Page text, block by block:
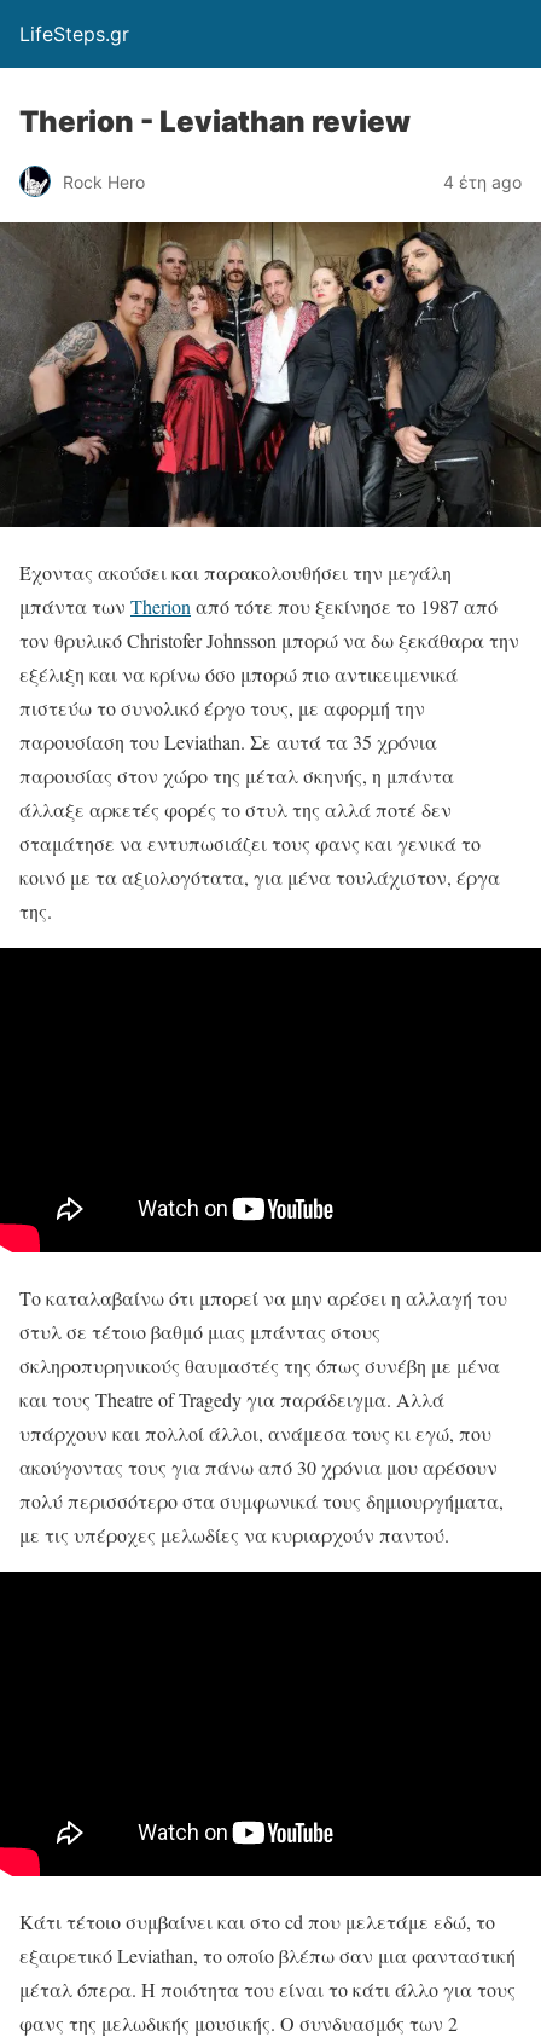
LifeSteps.gr
Therion - Leviathan review
Rock Hero 4 έτη ago
Έχοντας ακούσει και παρακολουθήσει την μεγάλη
μπάντα των Therion από τότε που ξεκίνησε το 1987 από
τον θρυλικό Christofer Johnsson μπορώ να δω ξεκάθαρα την
εξέλιξη και να κρίνω όσο μπορώ πιο αντικειμενικά
πιστεύω το συνολικό έργο τους, με αφορμή την
παρουσίαση του Leviathan. Σε αυτά τα 35 χρόνια
παρουσίας στον χώρο της μέταλ σκηνής, η μπάντα
άλλαξε αρκετές φορές το στυλ της αλλά ποτέ δεν
σταμάτησε να εντυπωσιάζει τους φανς και γενικά το
κοινό με τα αξιολογότατα, για μένα τουλάχιστον, έργα
της.
Το καταλαβαίνω ότι μπορεί να μην αρέσει η αλλαγή του
στυλ σε τέτοιο βαθμό μιας μπάντας στους
σκληροπυρηνικούς θαυμαστές της όπως συνέβη με μένα
και τους Theatre of Tragedy για παράδειγμα. Αλλά
υπάρχουν και πολλοί άλλοι, ανάμεσα τους κι εγώ, που
ακούγοντας τους για πάνω από 30 χρόνια μου αρέσουν
πολύ περισσότερο στα συμφωνικά τους δημιουργήματα,
με τις υπέροχες μελωδίες να κυριαρχούν παντού.
Κάτι τέτοιο συμβαίνει και στο cd που μελετάμε εδώ, το
εξαιρετικό Leviathan, το οποίο βλέπω σαν μια φανταστική
μέταλ όπερα. Η ποιότητα του είναι το κάτι άλλο για τους
φανς της μελωδικής μουσικής. Ο συνδυασμός των 2